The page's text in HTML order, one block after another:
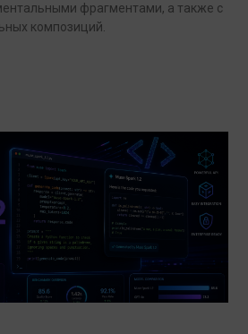
фрагментами, а также с
композиций.